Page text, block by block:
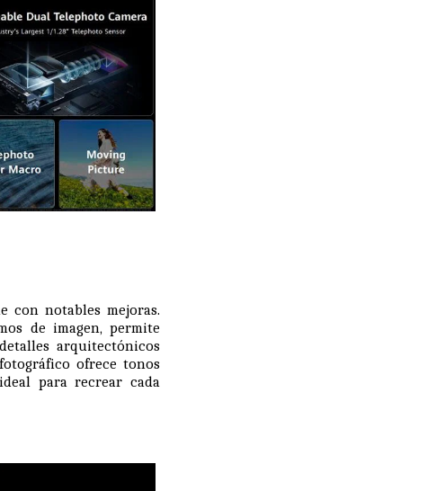
con notables mejoras.
de imagen, permite
arquitectónicos
ofrece tonos
para recrear cada